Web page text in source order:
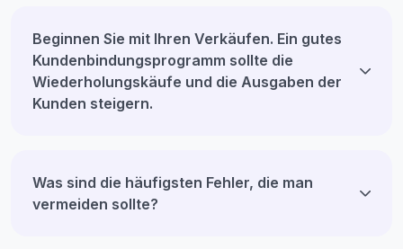
Beginnen Sie mit Ihren Verkäufen. Ein gutes
Kundenbindungsprogramm sollte die
Wiederholungskäufe und die Ausgaben der
Kunden steigern.
Was sind die häufigsten Fehler, die man
vermeiden sollte?